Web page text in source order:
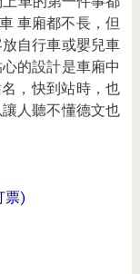
車廂都不長，但
自行車或嬰兒車
的設計是車廂中
，快到站時，也
人聽不懂德文也
票)